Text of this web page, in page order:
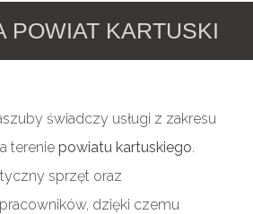
POWIAT KARTUSKI
świadczy usługi z zakresu
terenie powiatu kartuskiego.
sprzęt oraz
dzięki czemu